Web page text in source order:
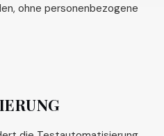
ohne personenbezogene